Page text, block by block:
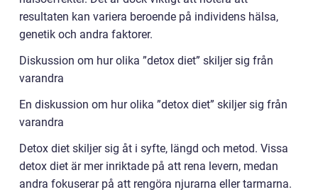
resultaten kan variera beroende på individens hälsa,
genetik och andra faktorer.
Diskussion om hur olika ”detox diet” skiljer sig från
varandra
En diskussion om hur olika ”detox diet” skiljer sig från
varandra
Detox diet skiljer sig åt i syfte, längd och metod. Vissa
detox diet är mer inriktade på att rena levern, medan
andra fokuserar på att rengöra njurarna eller tarmarna.